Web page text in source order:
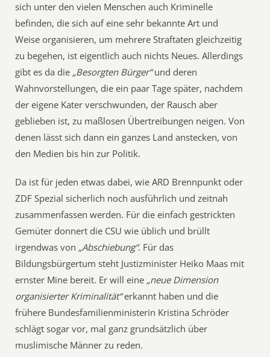
sich unter den vielen Menschen auch Kriminelle
befinden, die sich auf eine sehr bekannte Art und
Weise organisieren, um mehrere Straftaten gleichzeitig
zu begehen, ist eigentlich auch nichts Neues. Allerdings
gibt es da die „Besorgten Bürger“und deren
Wahnvorstellungen, die ein paar Tage später, nachdem
der eigene Kater verschwunden, der Rausch aber
geblieben ist, zu maßlosen Übertreibungen neigen. Von
denen lässt sich dann ein ganzes Land anstecken, von
den Medien bis hin zur Politik.
Da ist für jeden etwas dabei, wie ARD Brennpunkt oder
ZDF Spezial sicherlich noch ausführlich und zeitnah
zusammenfassen werden. Für die einfach gestrickten
Gemüter donnert die CSU wie üblich und brüllt
irgendwas von „Abschiebung“. Für das
Bildungsbürgertum steht Justizminister Heiko Maas mit
ernster Mine bereit. Er will eine „neue Dimension
organisierter Kriminalität“erkannt haben und die
frühere Bundesfamilienministerin Kristina Schröder
schlägt sogar vor, mal ganz grundsätzlich über
muslimische Männer zu reden.